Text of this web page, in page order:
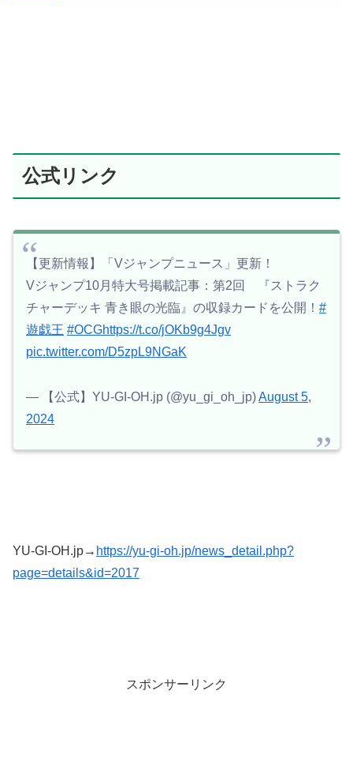
公式リンク
【更新情報】「Vジャンプニュース」更新！
Vジャンプ10月特大号掲載記事：第2回 『ストラク
チャーデッキ 青き眼の光臨』の収録カードを公開！ #
遊戯王 #OCGhttps://t.co/jOKb9g4Jgv
pic.twitter.com/D5zpL9NGaK
— 【公式】YU-GI-OH.jp (@yu_gi_oh_jp)August 5,
2024
YU-GI-OH.jp→ https://yu-gi-oh.jp/news_detail.php?
page=details&id=2017
スポンサーリンク